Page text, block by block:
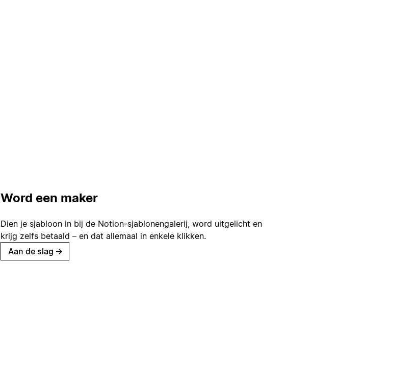
Word een maker
Dien je sjabloon in bij de Notion-sjablonengalerij, word uitgelicht en
krijg zelfs betaald – en dat allemaal in enkele klikken.
Aan de slag →